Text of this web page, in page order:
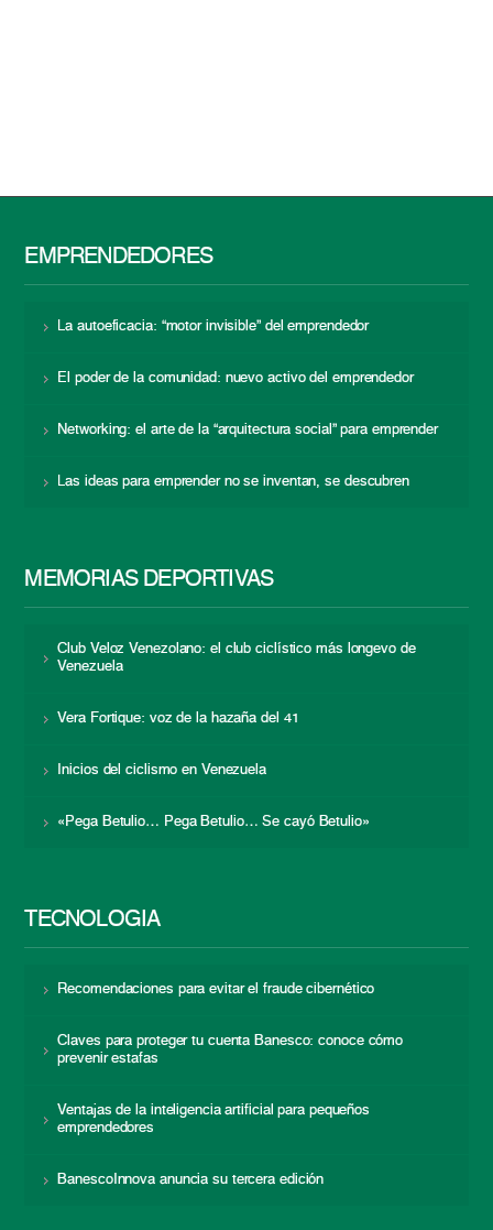
EMPRENDEDORES
La autoeficacia: “motor invisible” del emprendedor
El poder de la comunidad: nuevo activo del emprendedor
Networking: el arte de la “arquitectura social” para emprender
Las ideas para emprender no se inventan, se descubren
MEMORIAS DEPORTIVAS
Club Veloz Venezolano: el club ciclístico más longevo de
Venezuela
Vera Fortique: voz de la hazaña del 41
Inicios del ciclismo en Venezuela
«Pega Betulio… Pega Betulio… Se cayó Betulio»
TECNOLOGÍA
Recomendaciones para evitar el fraude cibernético
Claves para proteger tu cuenta Banesco: conoce cómo
prevenir estafas
Ventajas de la inteligencia artificial para pequeños
emprendedores
BanescoInnova anuncia su tercera edición